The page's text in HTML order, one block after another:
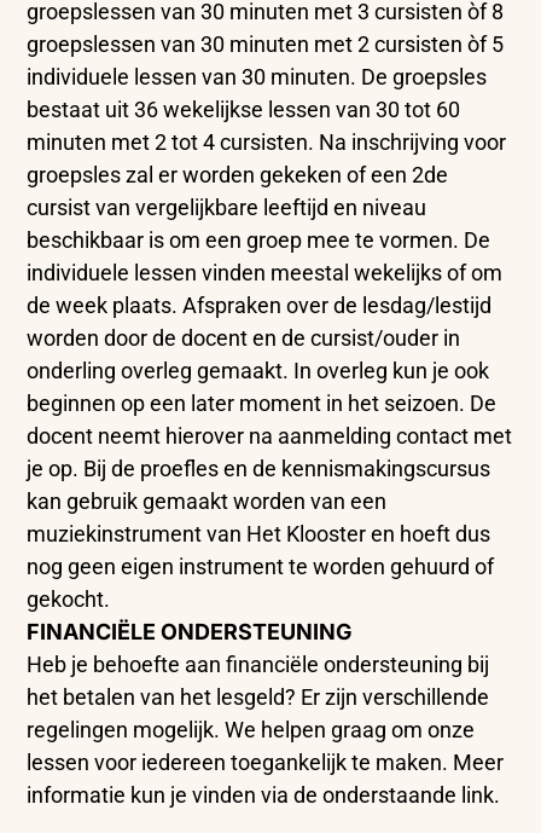
groepslessen van 30 minuten met 3 cursisten òf 8
groepslessen van 30 minuten met 2 cursisten òf 5
individuele lessen van 30 minuten. De groepsles
bestaat uit 36 wekelijkse lessen van 30 tot 60
minuten met 2 tot 4 cursisten. Na inschrijving voor
groepsles zal er worden gekeken of een 2de
cursist van vergelijkbare leeftijd en niveau
beschikbaar is om een groep mee te vormen. De
individuele lessen vinden meestal wekelijks of om
de week plaats. Afspraken over de lesdag/lestijd
worden door de docent en de cursist/ouder in
onderling overleg gemaakt. In overleg kun je ook
beginnen op een later moment in het seizoen. De
docent neemt hierover na aanmelding contact met
je op. Bij de proefles en de kennismakingscursus
kan gebruik gemaakt worden van een
muziekinstrument van Het Klooster en hoeft dus
nog geen eigen instrument te worden gehuurd of
gekocht.
FINANCIËLE ONDERSTEUNING
Heb je behoefte aan financiële ondersteuning bij
het betalen van het lesgeld? Er zijn verschillende
regelingen mogelijk. We helpen graag om onze
lessen voor iedereen toegankelijk te maken. Meer
informatie kun je vinden via de onderstaande link.